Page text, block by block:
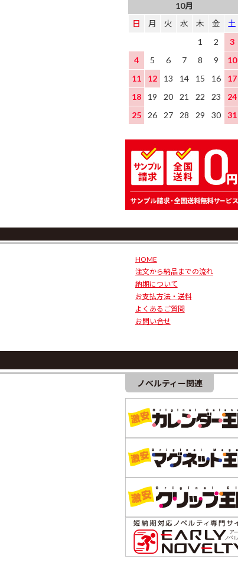
10月
日
月 火 水 木 金
土
1
2
3
4
5 6 7 8 9
10
11
12 13 14 15 16
17
18
19 20 21 22 23
24
25
26 27 28 29 30 31
HOME
注文から納品までの流れ
納期について
お支払方法・送料
よくあるご質問
お問い合せ
ノベルティー関連